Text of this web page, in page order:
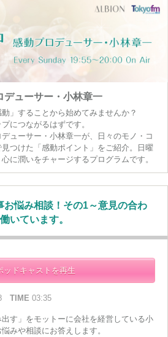
ューサー・小林章一
」することから始めてみませんか？
につながるはずです。
ューサー・小林章一が、日々のモノ・コ
つけた「感動ポイント」をご紹介。日曜
に潤いをチャージするプログラムです。
お悩み相談！その1～意見の合わ
いています。
ッドキャストを再生
TIME 03:35
出す」をモットーに会社を経営している小
みや相談にお答えします。